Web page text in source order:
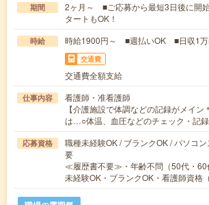
期間
2ヶ月～ ■ご応募から最短3日後に開
タートもOK！
時給 時給1900円～ ■週払いOK ■日収1万
交通費
交通費全額支給
仕事内容
看護師・准看護師
【介護施設で体調などの記録がメイ
は…○体温、血圧などのチェック・記
応募資格
職種未経験OK / ブランクOK / パソコ
要
≪履歴書不要≫・年齢不問（50代・60
未経験OK・ブランクOK・看護師資格